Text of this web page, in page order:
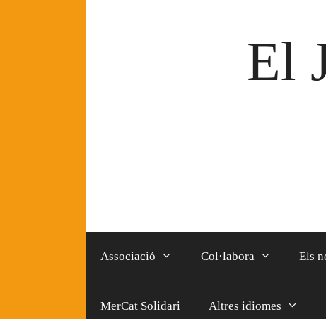
El
Associació Col·labora Els
MerCat Solidari Altres idiomes